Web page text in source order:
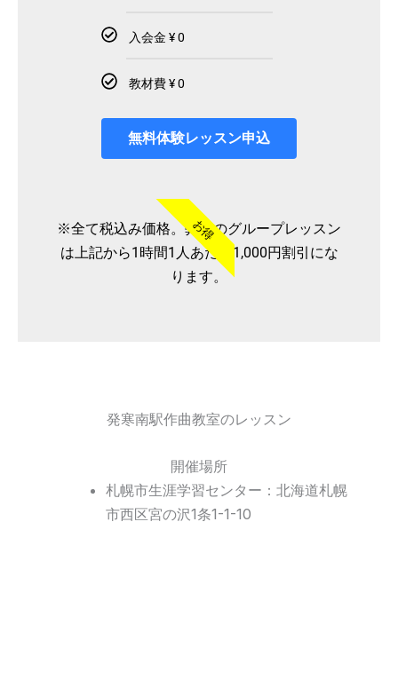
入会金 ¥ 0
教材費 ¥ 0
無料体験レッスン申込
お得
※全て税込み価格。弊社のグループレッスン
は上記から1時間1人あたり1,000円割引にな
ります。
発寒南駅作曲教室のレッスン
開催場所
札幌市生涯学習センター：北海道札幌
市西区宮の沢1条1-1-10